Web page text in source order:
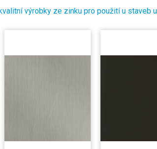
výrobky ze zinku pro použití u staveb